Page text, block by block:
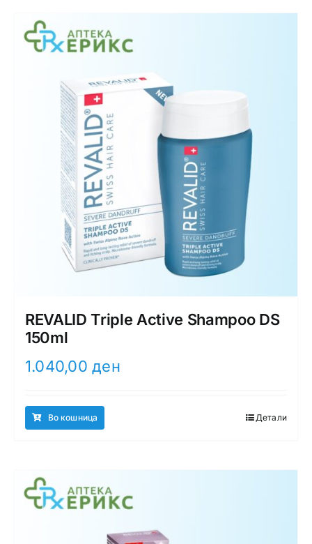
REVALID Triple Active Shampoo DS
150ml
1.040,00ден
Во кошница Детали